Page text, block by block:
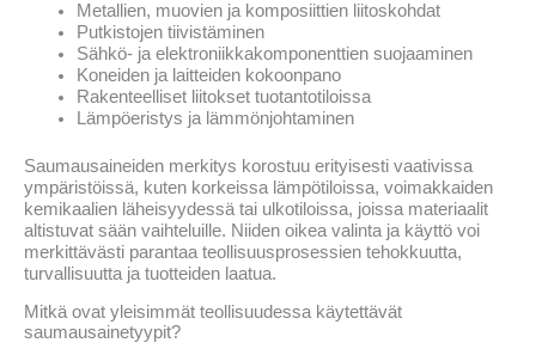
Metallien, muovien ja komposiittien liitoskohdat
Putkistojen tiivistäminen
Sähkö- ja elektroniikkakomponenttien suojaaminen
Koneiden ja laitteiden kokoonpano
Rakenteelliset liitokset tuotantotiloissa
Lämpöeristys ja lämmönjohtaminen
Saumausaineiden merkitys korostuu erityisesti vaativissa
ympäristöissä, kuten korkeissa lämpötiloissa, voimakkaiden
kemikaalien läheisyydessä tai ulkotiloissa, joissa materiaalit
altistuvat sään vaihteluille. Niiden oikea valinta ja käyttö voi
merkittävästi parantaa teollisuusprosessien tehokkuutta,
turvallisuutta ja tuotteiden laatua.
Mitkä ovat yleisimmät teollisuudessa käytettävät
saumausainetyypit?